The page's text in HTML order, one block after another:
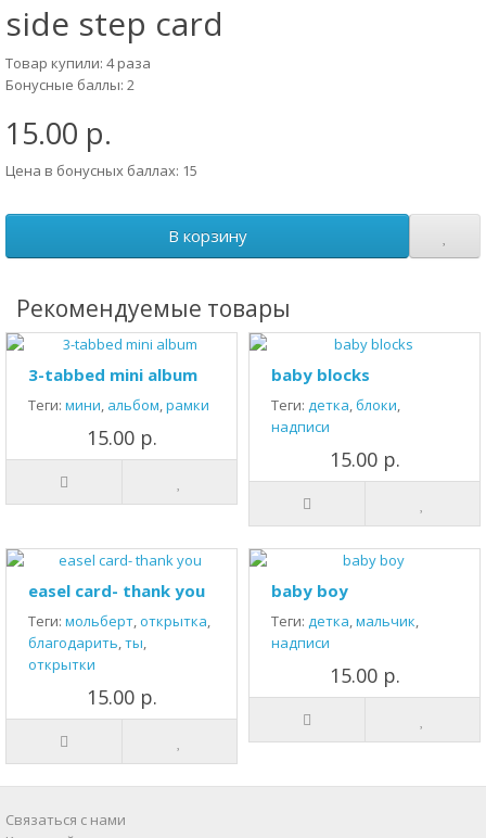
side step card
Товар купили: 4 раза
Бонусные баллы: 2
15.00 р.
Цена в бонусных баллах: 15
В корзину
Рекомендуемые товары
3-tabbed mini album
Теги: мини, альбом,рамки
15.00 р.
baby blocks
Теги: детка,блоки,
надписи
15.00 р.
easel card- thank you
Теги: мольберт,открытка,
благодарить,ты,
открытки
15.00 р.
baby boy
Теги: детка,мальчик,
надписи
15.00 р.
Связаться с нами